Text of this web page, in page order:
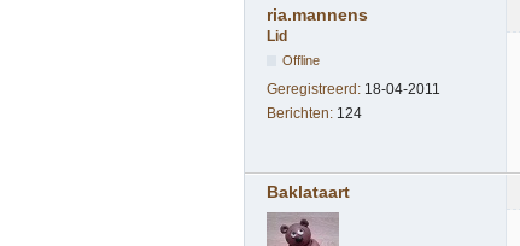
ria.mannens
Lid
Offline
Geregistreerd: 18-04-2011
Berichten: 124
Baklataart